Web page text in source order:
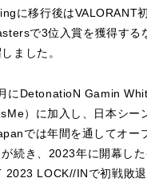
に移行後はVALORANT
で3位入賞を獲得する
ました。
にDetonatioN Gamin
）に加入し、日本シー
では年間を通してオー
続き、2023年に開幕し
2023 LOCK//INで初戦敗